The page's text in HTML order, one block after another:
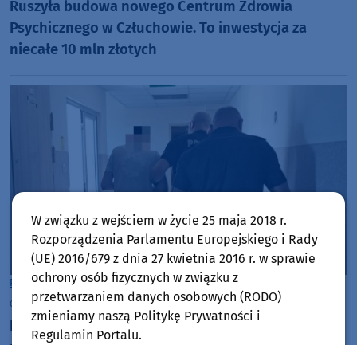
Ruszyła budowa nowego Centrum Zdrowia
Psychicznego w Człuchowie. To inwestycja za
niecałe 10 mln złotych
Powiat Człuchowski
czwartek, 30 lipca 2026, 13:14
Był poszukiwany do odbycia kary więzienia, wpadł
W związku z wejściem w życie 25 maja 2018 r.
Rozporządzenia Parlamentu Europejskiego i Rady
(UE) 2016/679 z dnia 27 kwietnia 2016 r. w sprawie
ochrony osób fizycznych w związku z
przetwarzaniem danych osobowych (RODO)
zmieniamy naszą Politykę Prywatności i
Regulamin Portalu.